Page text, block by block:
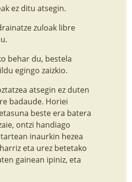
ez ditu atsegin.
zuloak libre
behar du, bestela
egingo zaizkio.
atsegin ez duten
badaude. Horiei
beste era batera
ontzi handiago
inaurkin hezea
eta urez betetako
gainean ipiniz, eta